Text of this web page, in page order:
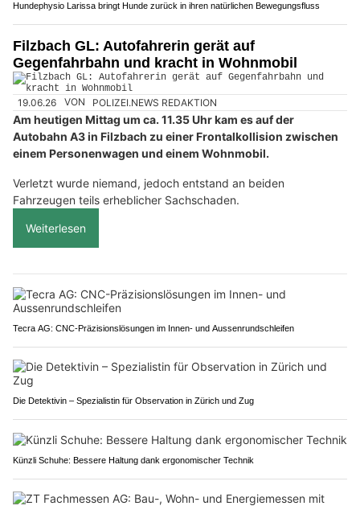
Hundephysio Larissa bringt Hunde zurück in ihren natürlichen Bewegungsfluss
Filzbach GL: Autofahrerin gerät auf
Gegenfahrbahn und kracht in Wohnmobil
19.06.26 VON POLIZEI.NEWS REDAKTION
Am heutigen Mittag um ca. 11.35 Uhr kam es auf der
Autobahn A3 in Filzbach zu einer Frontalkollision zwischen
einem Personenwagen und einem Wohnmobil.
Verletzt wurde niemand, jedoch entstand an beiden
Fahrzeugen teils erheblicher Sachschaden.
Weiterlesen
Tecra AG: CNC-Präzisionslösungen im Innen- und Aussenrundschleifen
Die Detektivin – Spezialistin für Observation in Zürich und Zug
Künzli Schuhe: Bessere Haltung dank ergonomischer Technik